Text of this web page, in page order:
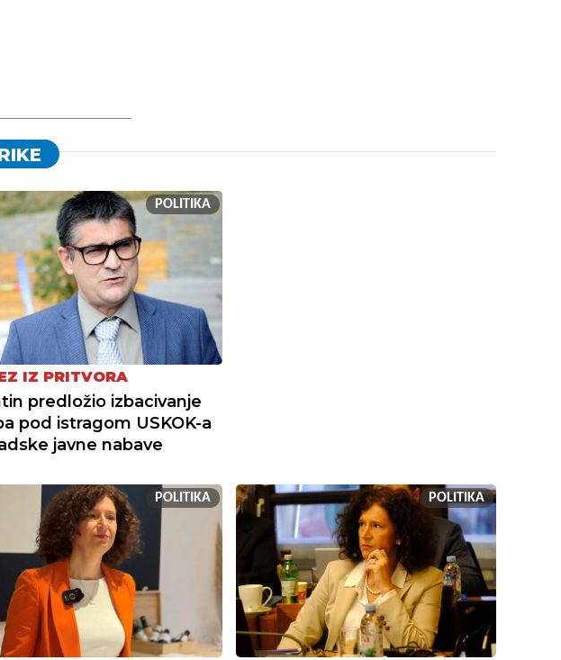
POLITIKA
IZ PRITVORA
predložio izbacivanje
pod istragom USKOK-a
javne nabave
POLITIKA POLITIKA